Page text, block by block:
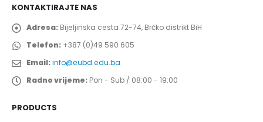
KONTAKTIRAJTE NAS
Adresa: Bijeljinska cesta 72-74, Brčko distrikt BiH
Telefon: +387 (0)49 590 605
Email:info@eubd.edu.ba
Radno vrijeme: Pon - Sub / 08:00 - 19:00
PRODUCTS